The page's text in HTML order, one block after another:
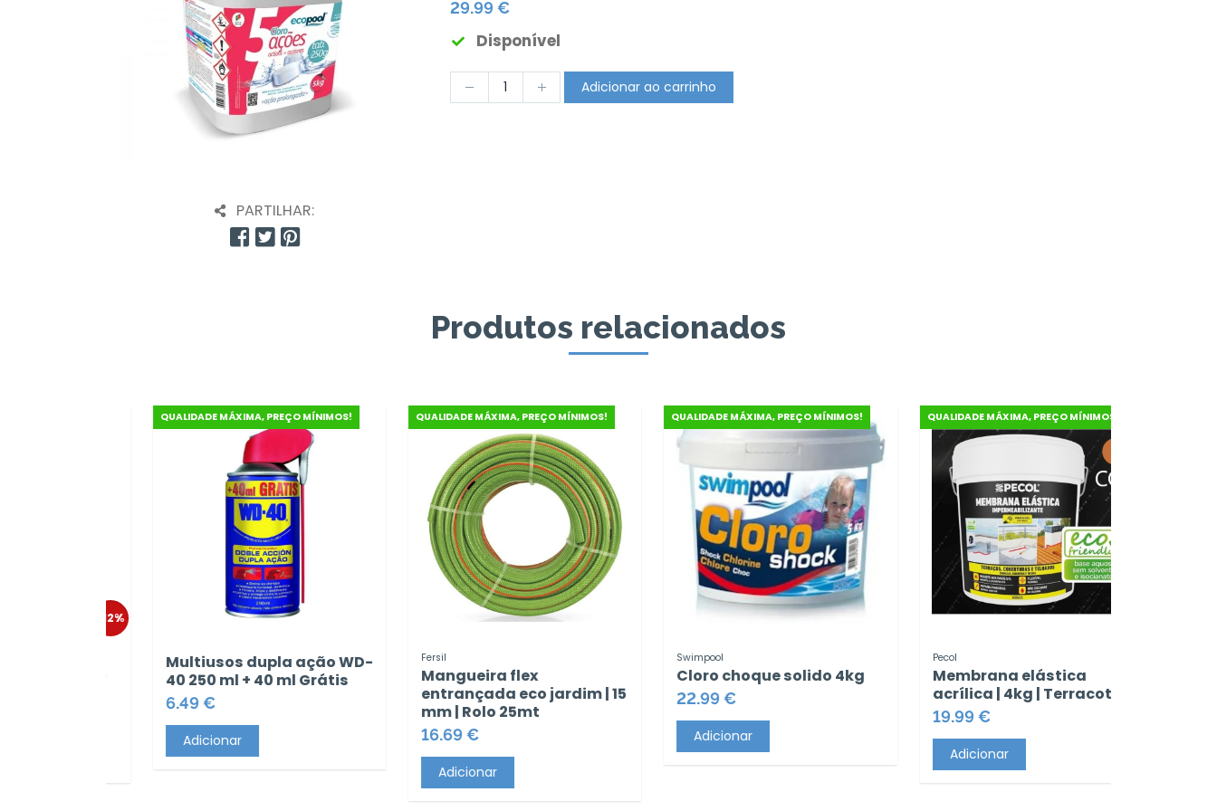
PARTILHAR:
29.99 €
Disponível
Adicionar ao carrinho
Produtos relacionados
QUALIDADE MÁXIMA, PREÇO MÍNIMOS!
Multiusos dupla ação WD-
40 250 ml + 40 ml Grátis
QUALIDADE MÁXIMA, PREÇO MÍNIMOS!
Fersil
Mangueira flex
entrançada eco jardim | 15
mm | Rolo 25mt
QUALIDADE MÁXIMA, PREÇO MÍNIMOS!
Cloro choque solido 4kg
22.99 €
QUALIDADE MÁXIMA, PREÇO MÍNIMOS!
Membrana elástica
acrílica | 4kg | Terracota
QUALIDADE MÁXIMA, PREÇO
40 500 ml
9.89 €